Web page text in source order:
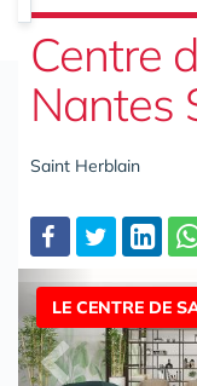
Centre
Nantes
Saint Herblain
Partager
LE CENTRE DE